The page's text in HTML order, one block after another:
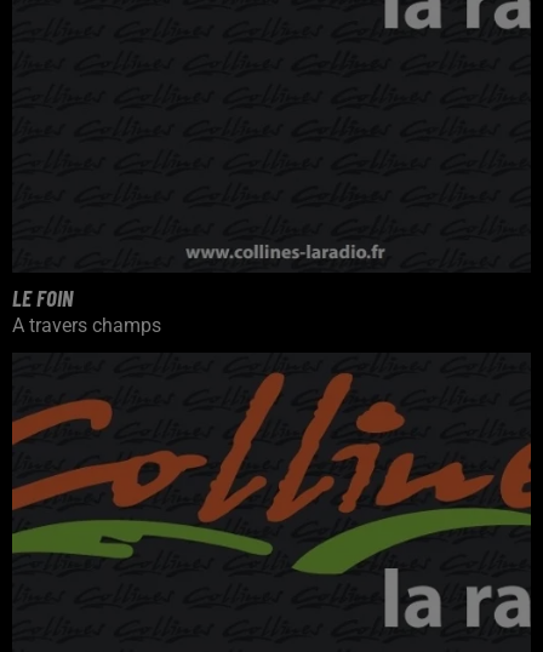
LE FOIN
A travers champs